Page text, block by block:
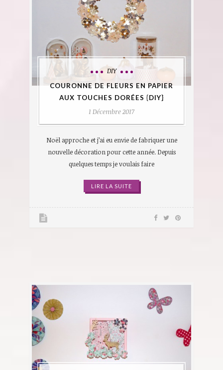
DIY
COURONNE DE FLEURS EN PAPIER
AUX TOUCHES DORÉES {DIY}
1 Décembre 2017
Noël approche et j’ai eu envie de fabriquer une
nouvelle décoration pour cette année. Depuis
quelques temps je voulais faire
LIRE LA SUITE